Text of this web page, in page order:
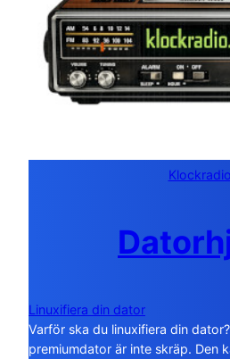
Klockradio
Linuxifiera din dator
Varför ska du linuxifiera din
premiumdator är inte skräp. Den